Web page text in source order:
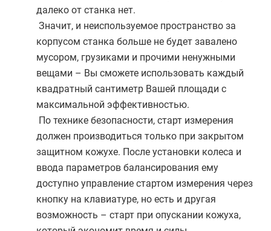
далеко от станка нет.
Значит, и неиспользуемое пространство за
корпусом станка больше не будет завалено
мусором, грузиками и прочими ненужными
вещами – Вы сможете использовать каждый
квадратный сантиметр Вашей площади с
максимальной эффективностью.
По технике безопасности, старт измерения
должен производиться только при закрытом
защитном кожухе. После установки колеса и
ввода параметров балансирования ему
доступно управление стартом измерения через
кнопку на клавиатуре, но есть и другая
возможность – старт при опускании кожуха,